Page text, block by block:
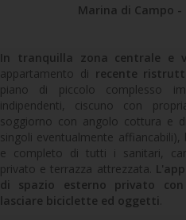
Marina di Campo
In tranquilla zona centrale e
appartamento di recente
piano di piccolo complesso
indipendenti, ciscuno con
soggiorno con angolo cottura e
singoli eventualmente
e completo di tutti i sanitari,
privato e terrazza attrezzata.
di spazio esterno privato
lasciare biciclette ed oggetti